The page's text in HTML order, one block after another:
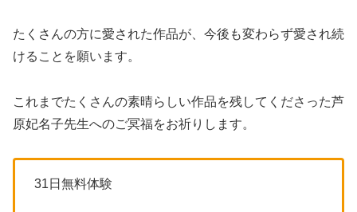
たくさんの方に愛された作品が、今後も変わらず愛され続
けることを願います。
これまでたくさんの素晴らしい作品を残してくださった芦
原妃名子先生へのご冥福をお祈りします。
31日無料体験